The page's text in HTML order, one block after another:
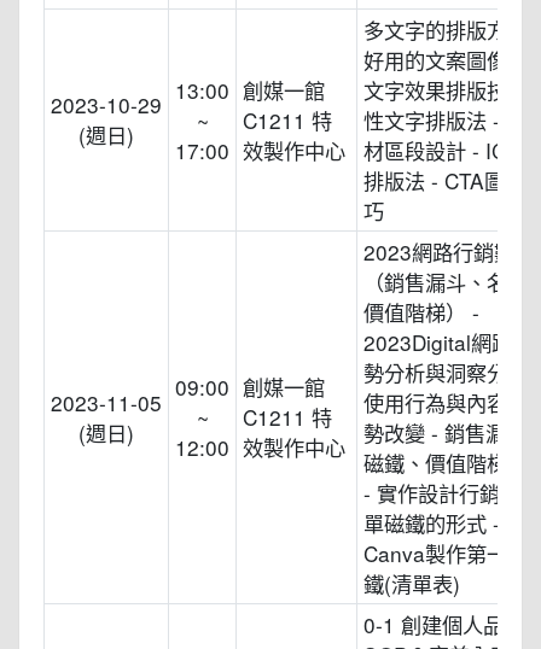
2023-10-29
(週日)
13:00
~
17:00
創媒一館
C1211 特
效製作中心
多文字的排版方式
好用的文案圖像化
文字效果排版技巧
性文字排版法 -
材區段設計 -
排版法 - CTA圖像
巧
2023-11-05
(週日)
09:00
~
12:00
創媒一館
C1211 特
效製作中心
2023網路行銷數位
（銷售漏斗、名單
價值階梯） -
2023Digital網路使
勢分析與洞察分享
使用行為與內容行
勢改變 - 銷售漏斗
磁鐵、價值階梯應
- 實作設計行銷系
單磁鐵的形式 - 實
Canva製作第一份
鐵(清單表)
0-1 創建個人品牌